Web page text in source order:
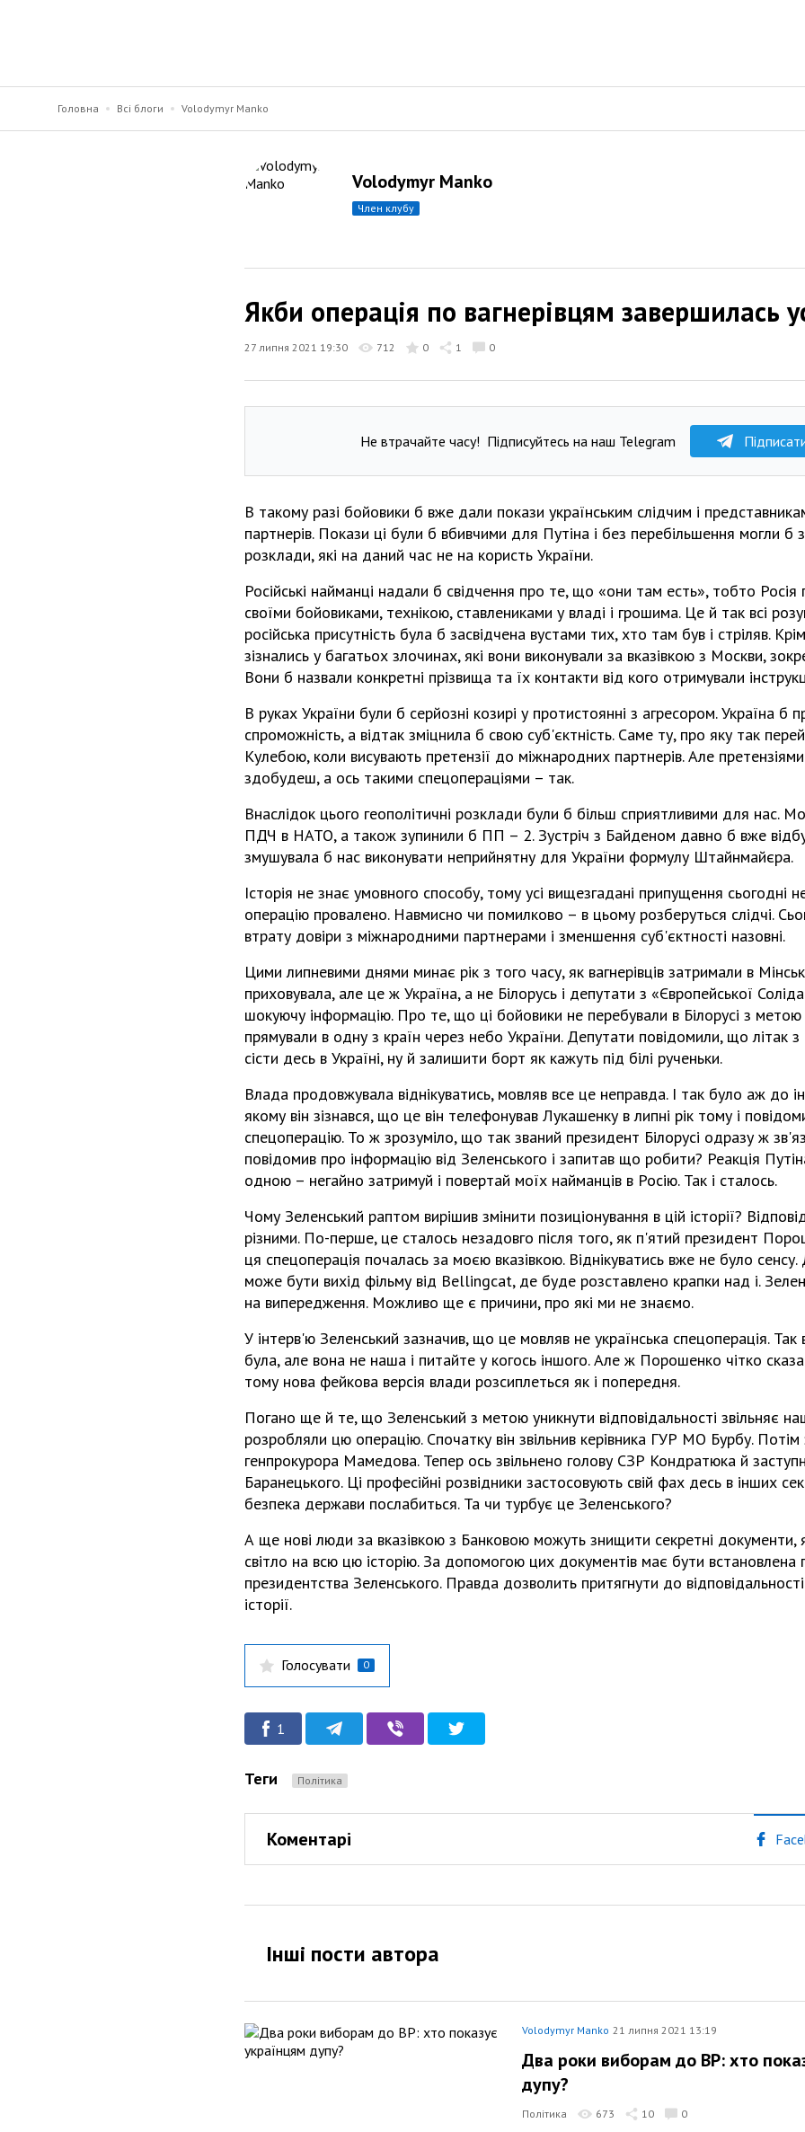
Головна Всі блоги Volodymyr Manko
Volodymyr Manko
член клубу
Якби операція по вагнерівцям завершилась
27 липня 2021 19:30 712 0 1 0
Не втрачайте часу! Підписуйтесь на наш Telegram
В такому разі бойовики б вже дали покази українським слідчим і
партнерів. Покази ці були б вбивчими для Путіна і без перебільшення могли б
розклади, які на даний час не на користь України.
Російські найманці надали б свідчення про те, що «они там есть», тобто Росія
своїми бойовиками, технікою, ставлениками у владі і грошима. Це й так всі
російська присутність була б засвідчена вустами тих, хто там був і стріляв.
зізнались у багатьох злочинах, які вони виконували за вказівкою з Москви,
Вони б назвали конкретні прізвища та їх контакти від кого отримували
В руках України були б серйозні козирі у протистоянні з агресором. Україна б
спроможність, а відтак зміцнила б свою суб'єктність. Саме ту, про яку так
Кулебою, коли висувають претензії до міжнародних партнерів. Але
здобудеш, а ось такими спецопераціями – так.
Внаслідок цього геополітичні розклади були б більш сприятливими для нас.
ПДЧ в НАТО, а також зупинили б ПП – 2. Зустріч з Байденом давно б вже
змушувала б нас виконувати неприйнятну для України формулу Штайнмайєра.
Історія не знає умовного способу, тому усі вищезгадані припущення сьогодні
операцію провалено. Навмисно чи помилково – в цьому розберуться слідчі.
втрату довіри з міжнародними партнерами і зменшення суб'єктності назовні.
Цими липневими днями минає рік з того часу, як вагнерівців затримали в
приховувала, але це ж Україна, а не Білорусь і депутати з «Європейської
шокуючу інформацію. Про те, що ці бойовики не перебували в Білорусі з метою
прямували в одну з країн через небо України. Депутати повідомили, що літак
сісти десь в Україні, ну й залишити борт як кажуть під білі рученьки.
Влада продовжувала віднікуватись, мовляв все це неправда. І так було аж до
якому він зізнався, що це він телефонував Лукашенку в липні рік тому і
спецоперацію. То ж зрозуміло, що так званий президент Білорусі одразу ж
повідомив про інформацію від Зеленського і запитав що робити? Реакція
одною – негайно затримуй і повертай моїх найманців в Росію. Так і сталось.
Чому Зеленський раптом вирішив змінити позиціонування в цій історії?
різними. По-перше, це сталось незадовго після того, як п'ятий президент
ця спецоперація почалась за моєю вказівкою. Віднікуватись вже не було
може бути вихід фільму від Bellingcat, де буде розставлено крапки над і.
на випередження. Можливо ще є причини, про які ми не знаємо.
У інтерв'ю Зеленський зазначив, що це мовляв не українська спецоперація. Так
була, але вона не наша і питайте у когось іншого. Але ж Порошенко чітко
тому нова фейкова версія влади розсиплеться як і попередня.
Погано ще й те, що Зеленський з метою уникнути відповідальності звільняє
розробляли цю операцію. Спочатку він звільнив керівника ГУР МО Бурбу. Потім
генпрокурора Мамедова. Тепер ось звільнено голову СЗР Кондратюка й
Баранецького. Ці професійні розвідники застосовують свій фах десь в інших
безпека держави послабиться. Та чи турбує це Зеленського?
А ще нові люди за вказівкою з Банковою можуть знищити секретні документи,
світло на всю цю історію. За допомогою цих документів має бути встановлена
президентства Зеленського. Правда дозволить притягнути до відповідальності
історії.
Голосувати 0
1
Теги Політика
Коментарі
Інші пости автора
Volodymyr Manko 21 липня 2021 13:19
Два роки виборам до ВР: хто
дупу?
Політика 673 10 0